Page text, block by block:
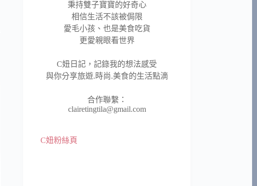
秉持雙子寶寶的好奇心
相信生活不該被侷限
愛毛小孩、也是美食吃貨
更愛親眼看世界
C妞日記，記錄我的想法感受
與你分享旅遊.時尚.美食的生活點滴
合作聯繫：
clairetingtila@gmail.com
C妞粉絲頁